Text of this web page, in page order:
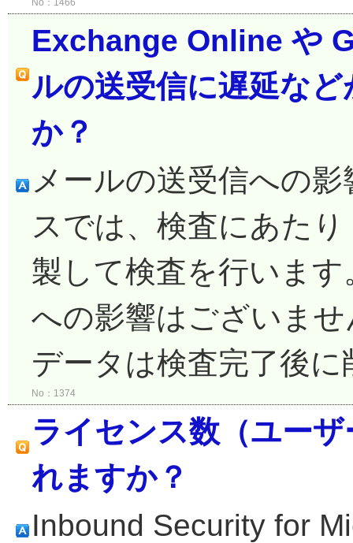
No：1466
Exchange Online や
ルの送受信に遅延な
か？
メールの送受信への
スでは、検査にあた
製して検査を行いま
への影響はございま
データは検査完了後
No：1374
ライセンス数（ユー
れますか？
Inbound Security for